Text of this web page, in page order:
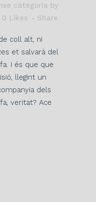
categoria by
0 Likes Share
coll alt, ni
et salvarà del
I és que que
llegint un
dels
veritat? Ace